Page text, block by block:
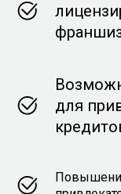
для